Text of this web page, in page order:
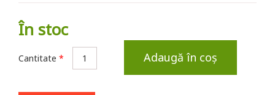
În stoc
Cantitate * Adaugă în coș